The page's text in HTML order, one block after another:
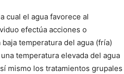
cual el agua favorece al
efectúa acciones o
temperatura del agua (frí­a)
temperatura elevada del agua
mismo los tratamientos grupales